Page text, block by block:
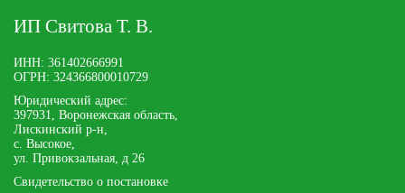
ИП Свитова Т. В.
ИНН: 361402666991
ОГРН: 324366800010729
Юридический адрес:
397931, Воронежская область,
Лискинский р-н,
с. Высокое,
ул. Привокзальная, д 26
Свидетельство о постановке